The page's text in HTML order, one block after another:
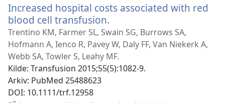
Increased hospital costs associated with red
blood cell transfusion.
nytt
vindu)
Trentino KM, Farmer SL, Swain SG, Burrows SA,
Hofmann A, Ienco R, Pavey W, Daly FF, Van Niekerk A,
Webb SA, Towler S, Leahy MF.
Kilde‎: Transfusion 2015;55(5):1082-9.
Arkiv‎: PubMed 25488623
DOI‎: 10.1111/trf.12958